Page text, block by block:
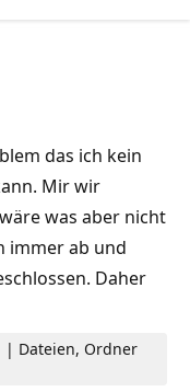
das ich kein
Mir wir
was aber nicht
immer ab und
Daher
| Dateien, Ordner